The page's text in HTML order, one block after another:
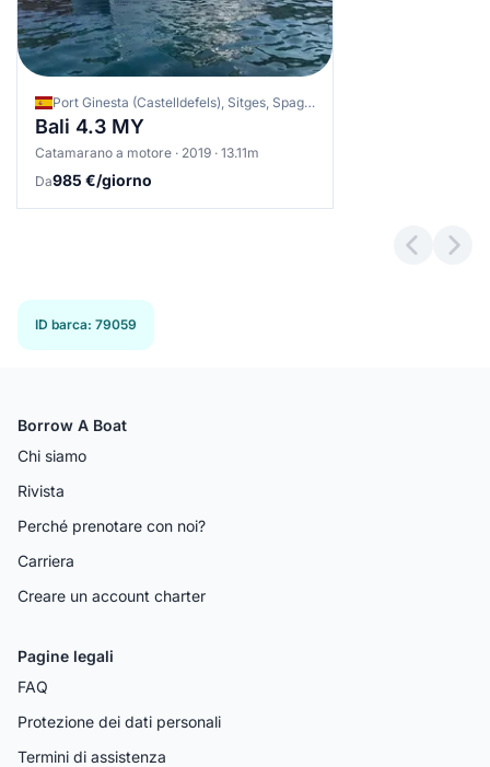
Port Ginesta (Castelldefels), Sitges, Spagna
Bali 4.3 MY
Catamarano a motore · 2019 · 13.11m
Da985 €/giorno
ID barca: 79059
Borrow A Boat
Chi siamo
Rivista
Perché prenotare con noi?
Carriera
Creare un account charter
Pagine legali
FAQ
Protezione dei dati personali
Termini di assistenza